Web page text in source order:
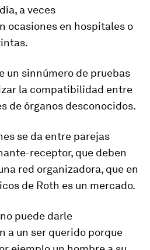
a veces
ocasiones en hospitales o
un sinnúmero de pruebas
la compatibilidad entre
de órganos desconocidos.
se da entre parejas
receptor, que deben
red organizadora, que en
de Roth es un mercado.
puede darle
a un ser querido porque